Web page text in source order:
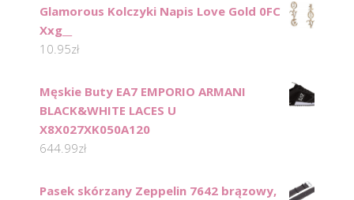
Glamorous Kolczyki Napis Love Gold 0FC
Xxg__
10.95zł
Męskie Buty EA7 EMPORIO ARMANI
BLACK&WHITE LACES U
X8X027XK050A120
644.99zł
Pasek skórzany Zeppelin 7642 brązowy,